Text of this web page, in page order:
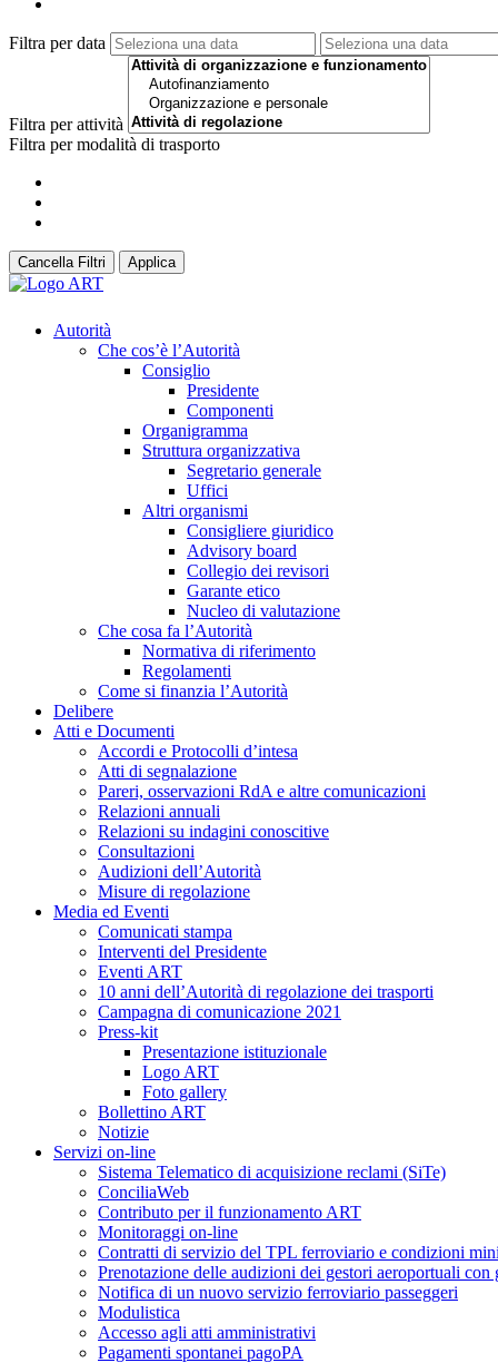
Filtra per data
Filtra per attività
Filtra per modalità di trasporto
Cancella Filtri Applica
Autorità
Che cos’è l’Autorità
Consiglio
Presidente
Componenti
Organigramma
Struttura organizzativa
Segretario generale
Uffici
Altri organismi
Consigliere giuridico
Advisory board
Collegio dei revisori
Garante etico
Nucleo di valutazione
Che cosa fa l’Autorità
Normativa di riferimento
Regolamenti
Come si finanzia l’Autorità
Delibere
Atti e Documenti
Accordi e Protocolli d’intesa
Atti di segnalazione
Pareri, osservazioni RdA e altre comunicazioni
Relazioni annuali
Relazioni su indagini conoscitive
Consultazioni
Audizioni dell’Autorità
Misure di regolazione
Media ed Eventi
Comunicati stampa
Interventi del Presidente
Eventi ART
10 anni dell’Autorità di regolazione dei trasporti
Campagna di comunicazione 2021
Press-kit
Presentazione istituzionale
Logo ART
Foto gallery
Bollettino ART
Notizie
Servizi on-line
Sistema Telematico di acquisizione reclami (SiTe)
ConciliaWeb
Contributo per il funzionamento ART
Monitoraggi on-line
Contratti di servizio del TPL ferroviario e condizioni
Prenotazione delle audizioni dei gestori aeroportuali con
Notifica di un nuovo servizio ferroviario passeggeri
Modulistica
Accesso agli atti amministrativi
Pagamenti spontanei pagoPA